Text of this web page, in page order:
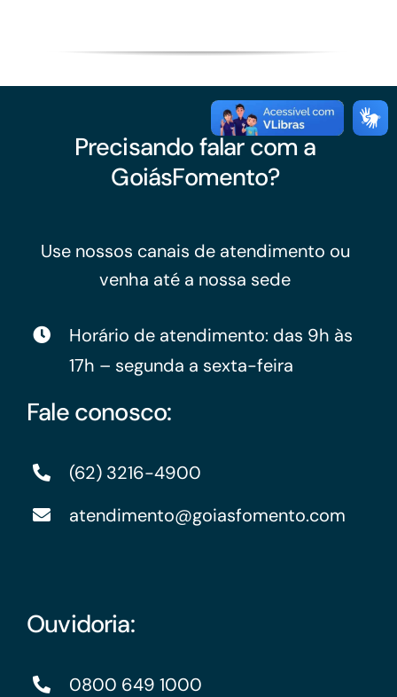
Precisando falar com a
GoiásFomento?
Use nossos canais de atendimento ou
venha até a nossa sede
Horário de atendimento: das 9h às
17h – segunda a sexta-feira
Fale conosco:
(62) 3216-4900
atendimento@goiasfomento.com
Ouvidoria:
0800 649 1000